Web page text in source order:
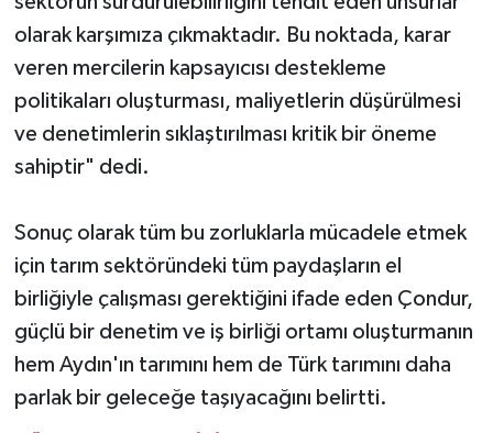
olarak karşımıza çıkmaktadır. Bu noktada, karar
veren mercilerin kapsayıcısı destekleme
politikaları oluşturması, maliyetlerin düşürülmesi
ve denetimlerin sıklaştırılması kritik bir öneme
sahiptir" dedi.
Sonuç olarak tüm bu zorluklarla mücadele etmek
için tarım sektöründeki tüm paydaşların el
birliğiyle çalışması gerektiğini ifade eden Çondur,
güçlü bir denetim ve iş birliği ortamı oluşturmanın
hem Aydın'ın tarımını hem de Türk tarımını daha
parlak bir geleceğe taşıyacağını belirtti.